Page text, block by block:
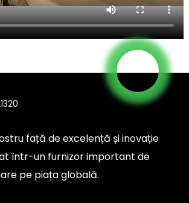
față de excelență și inovație
într-un furnizor important de
pe piața globală.